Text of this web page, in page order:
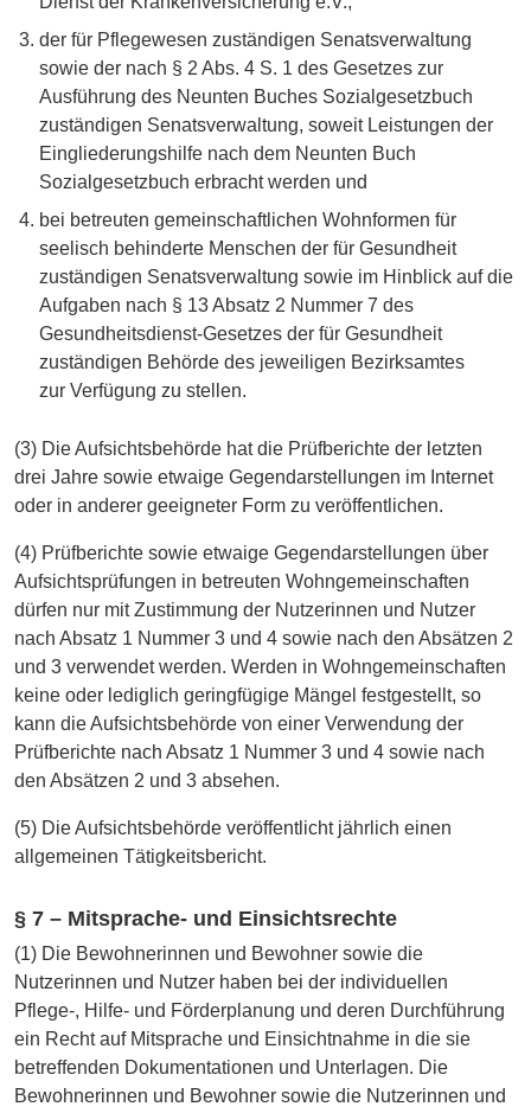
der für Pflegewesen zuständigen Senatsverwaltung
sowie der nach § 2 Abs. 4 S. 1 des Gesetzes zur
Ausführung des Neunten Buches Sozialgesetzbuch
zuständigen Senatsverwaltung, soweit Leistungen der
Eingliederungshilfe nach dem Neunten Buch
Sozialgesetzbuch erbracht werden und
bei betreuten gemeinschaftlichen Wohnformen für
seelisch behinderte Menschen der für Gesundheit
zuständigen Senatsverwaltung sowie im Hinblick auf die
Aufgaben nach § 13 Absatz 2 Nummer 7 des
Gesundheitsdienst-Gesetzes der für Gesundheit
zuständigen Behörde des jeweiligen Bezirksamtes
zur Verfügung zu stellen.
(3) Die Aufsichtsbehörde hat die Prüfberichte der letzten
drei Jahre sowie etwaige Gegendarstellungen im Internet
oder in anderer geeigneter Form zu veröffentlichen.
(4) Prüfberichte sowie etwaige Gegendarstellungen über
Aufsichtsprüfungen in betreuten Wohngemeinschaften
dürfen nur mit Zustimmung der Nutzerinnen und Nutzer
nach Absatz 1 Nummer 3 und 4 sowie nach den Absätzen 2
und 3 verwendet werden. Werden in Wohngemeinschaften
keine oder lediglich geringfügige Mängel festgestellt, so
kann die Aufsichtsbehörde von einer Verwendung der
Prüfberichte nach Absatz 1 Nummer 3 und 4 sowie nach
den Absätzen 2 und 3 absehen.
(5) Die Aufsichtsbehörde veröffentlicht jährlich einen
allgemeinen Tätigkeitsbericht.
§ 7 – Mitsprache- und Einsichtsrechte
(1) Die Bewohnerinnen und Bewohner sowie die
Nutzerinnen und Nutzer haben bei der individuellen
Pflege-, Hilfe- und Förderplanung und deren Durchführung
ein Recht auf Mitsprache und Einsichtnahme in die sie
betreffenden Dokumentationen und Unterlagen. Die
Bewohnerinnen und Bewohner sowie die Nutzerinnen und